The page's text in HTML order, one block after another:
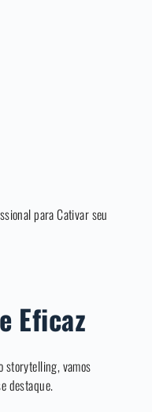
para Cativar seu
Eficaz
storytelling, vamos
destaque.